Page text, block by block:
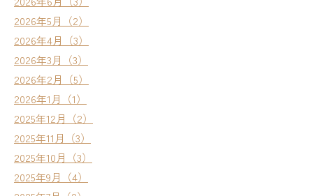
2026年5月（2）
2026年4月（3）
2026年3月（3）
2026年2月（5）
2026年1月（1）
2025年12月（2）
2025年11月（3）
2025年10月（3）
2025年9月（4）